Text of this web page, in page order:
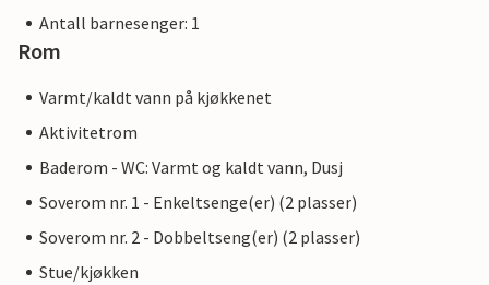
Antall barnesenger: 1
Rom
Varmt/kaldt vann på kjøkkenet
Aktivitetrom
Baderom - WC: Varmt og kaldt vann, Dusj
Soverom nr. 1 - Enkeltsenge(er) (2 plasser)
Soverom nr. 2 - Dobbeltseng(er) (2 plasser)
Stue/kjøkken